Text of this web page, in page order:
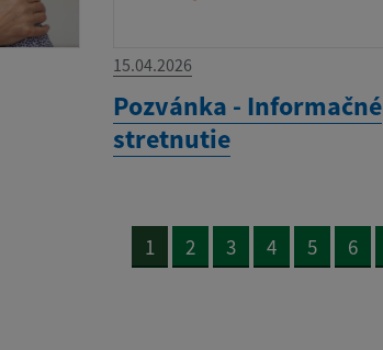
15.04.2026
Pozvánka - Informačné
stretnutie
1 2 3 4 5 6